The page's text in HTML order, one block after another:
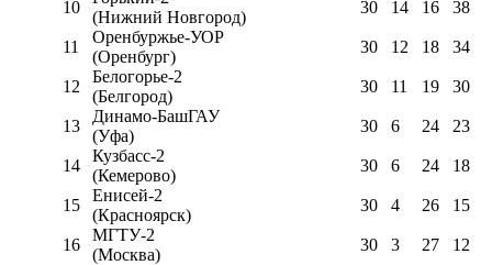
10
(Нижний Новгород)
30 14 16 38
11
Оренбуржье-УОР
(Оренбург)
30 12 18 34
12
Белогорье-2
(Белгород)
30 11 19 30
13
Динамо-БашГАУ
(Уфа)
30 6 24 23
14
Кузбасс-2
(Кемерово)
30 6 24 18
15
Енисей-2
(Красноярск)
30 4 26 15
16
МГТУ-2
(Москва)
30 3 27 12